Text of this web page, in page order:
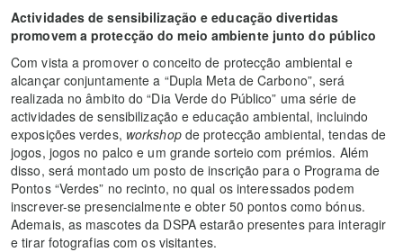
Actividades de sensibilização e educação divertidas
promovem a protecção do meio ambiente junto do público
Com vista a promover o conceito de protecção ambiental e
alcançar conjuntamente a “Dupla Meta de Carbono”, será
realizada no âmbito do “Dia Verde do Público” uma série de
actividades de sensibilização e educação ambiental, incluindo
exposições verdes, workshopde protecção ambiental, tendas de
jogos, jogos no palco e um grande sorteio com prémios. Além
disso, será montado um posto de inscrição para o Programa de
Pontos “Verdes” no recinto, no qual os interessados podem
inscrever-se presencialmente e obter 50 pontos como bónus.
Ademais, as mascotes da DSPA estarão presentes para interagir
e tirar fotografias com os visitantes.